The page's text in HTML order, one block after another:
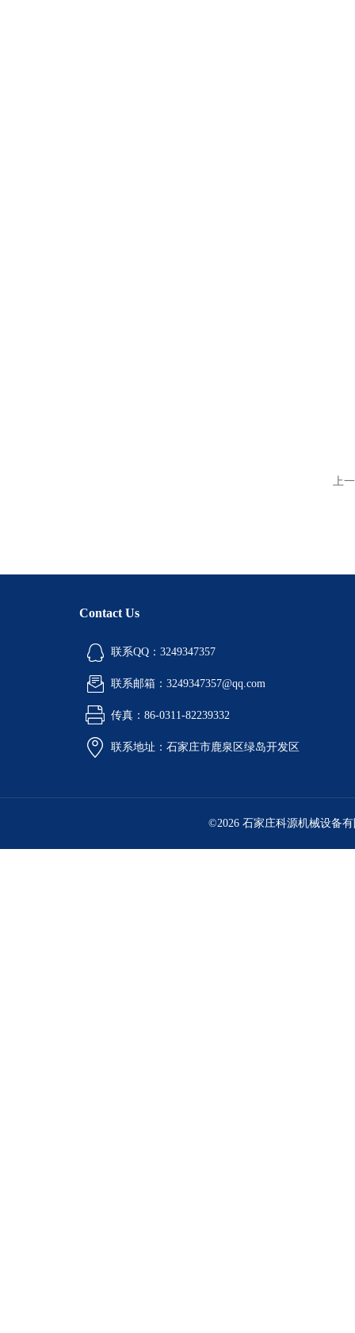
上
Contact Us
联系QQ：3249347357
联系邮箱：3249347357@qq.com
传真：86-0311-82239332
联系地址：石家庄市鹿泉区绿岛开发区
©2026 石家庄科源机械设备